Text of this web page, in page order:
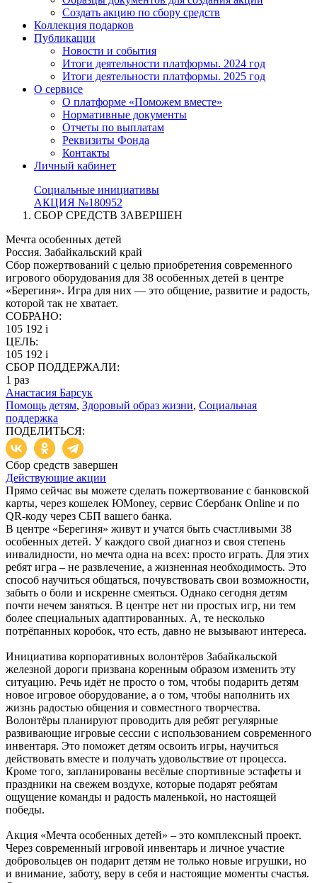
Создать акцию по сбору средств
Коллекция подарков
Публикации
Новости и события
Итоги деятельности платформы. 2024 год
Итоги деятельности платформы. 2025 год
О сервисе
О платформе «Поможем вместе»
Нормативные документы
Отчеты по выплатам
Реквизиты Фонда
Контакты
Личный кабинет
Социальные инициативы
АКЦИЯ №180952
СБОР СРЕДСТВ ЗАВЕРШЕН
Мечта особенных детей
Россия. Забайкальский край
Сбор пожертвований с целью приобретения современного
игрового оборудования для 38 особенных детей в центре
«Берегиня». Игра для них — это общение, развитие и радость,
которой так не хватает.
СОБРАНО:
105 192 i
ЦЕЛЬ:
105 192 i
СБОР ПОДДЕРЖАЛИ:
1 раз
Анастасия Барсук
Помощь детям, Здоровый образ жизни, Социальная
поддержка
ПОДЕЛИТЬСЯ:
Сбор средств завершен
Действующие акции
Прямо сейчас вы можете сделать пожертвование с банковской
карты, через кошелек ЮMoney, сервис Сбербанк Online и по
QR-коду через СБП вашего банка.
В центре «Берегиня» живут и учатся быть счастливыми 38
особенных детей. У каждого свой диагноз и своя степень
инвалидности, но мечта одна на всех: просто играть. Для этих
ребят игра – не развлечение, а жизненная необходимость. Это
способ научиться общаться, почувствовать свои возможности,
забыть о боли и искренне смеяться. Однако сегодня детям
почти нечем заняться. В центре нет ни простых игр, ни тем
более специальных адаптированных. А, те несколько
потрёпанных коробок, что есть, давно не вызывают интереса.
Инициатива корпоративных волонтёров Забайкальской
железной дороги призвана коренным образом изменить эту
ситуацию. Речь идёт не просто о том, чтобы подарить детям
новое игровое оборудование, а о том, чтобы наполнить их
жизнь радостью общения и совместного творчества.
Волонтёры планируют проводить для ребят регулярные
развивающие игровые сессии с использованием современного
инвентаря. Это поможет детям освоить игры, научиться
действовать вместе и получать удовольствие от процесса.
Кроме того, запланированы весёлые спортивные эстафеты и
праздники на свежем воздухе, которые подарят ребятам
ощущение команды и радость маленькой, но настоящей
победы.
Акция «Мечта особенных детей» – это комплексный проект.
Через современный игровой инвентарь и личное участие
добровольцев он подарит детям не только новые игрушки, но
и внимание, заботу, веру в себя и настоящие моменты счастья.